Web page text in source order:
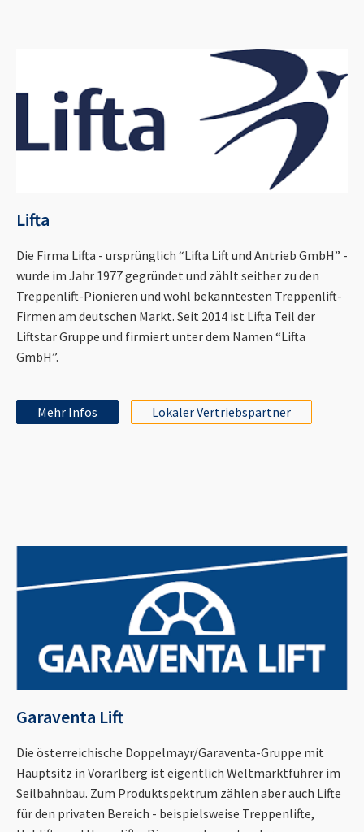
Lifta
Die Firma Lifta - ursprünglich “Lifta Lift und Antrieb GmbH” -
wurde im Jahr 1977 gegründet und zählt seither zu den
Treppenlift-Pionieren und wohl bekanntesten Treppenlift-
Firmen am deutschen Markt. Seit 2014 ist Lifta Teil der
Liftstar Gruppe und firmiert unter dem Namen “Lifta
GmbH”.
Mehr Infos Lokaler Vertriebspartner
Garaventa Lift
Die österreichische Doppelmayr/Garaventa-Gruppe mit
Hauptsitz in Vorarlberg ist eigentlich Weltmarktführer im
Seilbahnbau. Zum Produktspektrum zählen aber auch Lifte
für den privaten Bereich - beispielsweise Treppenlifte,